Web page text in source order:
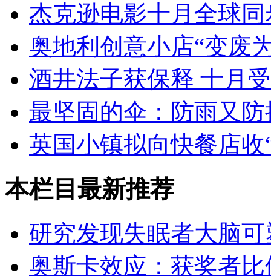
杰克逊电影十月全球
奥地利创意小店“变废
酒井法子获保释 十月
最坚固的伞：防雨又防
英国小镇拟向快餐店收
本栏目最新推荐
研究发现失眠者大脑
奥斯卡效应：获奖者